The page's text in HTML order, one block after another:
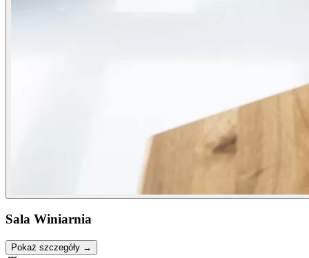
Sala Winiarnia
Pokaż szczegóły →